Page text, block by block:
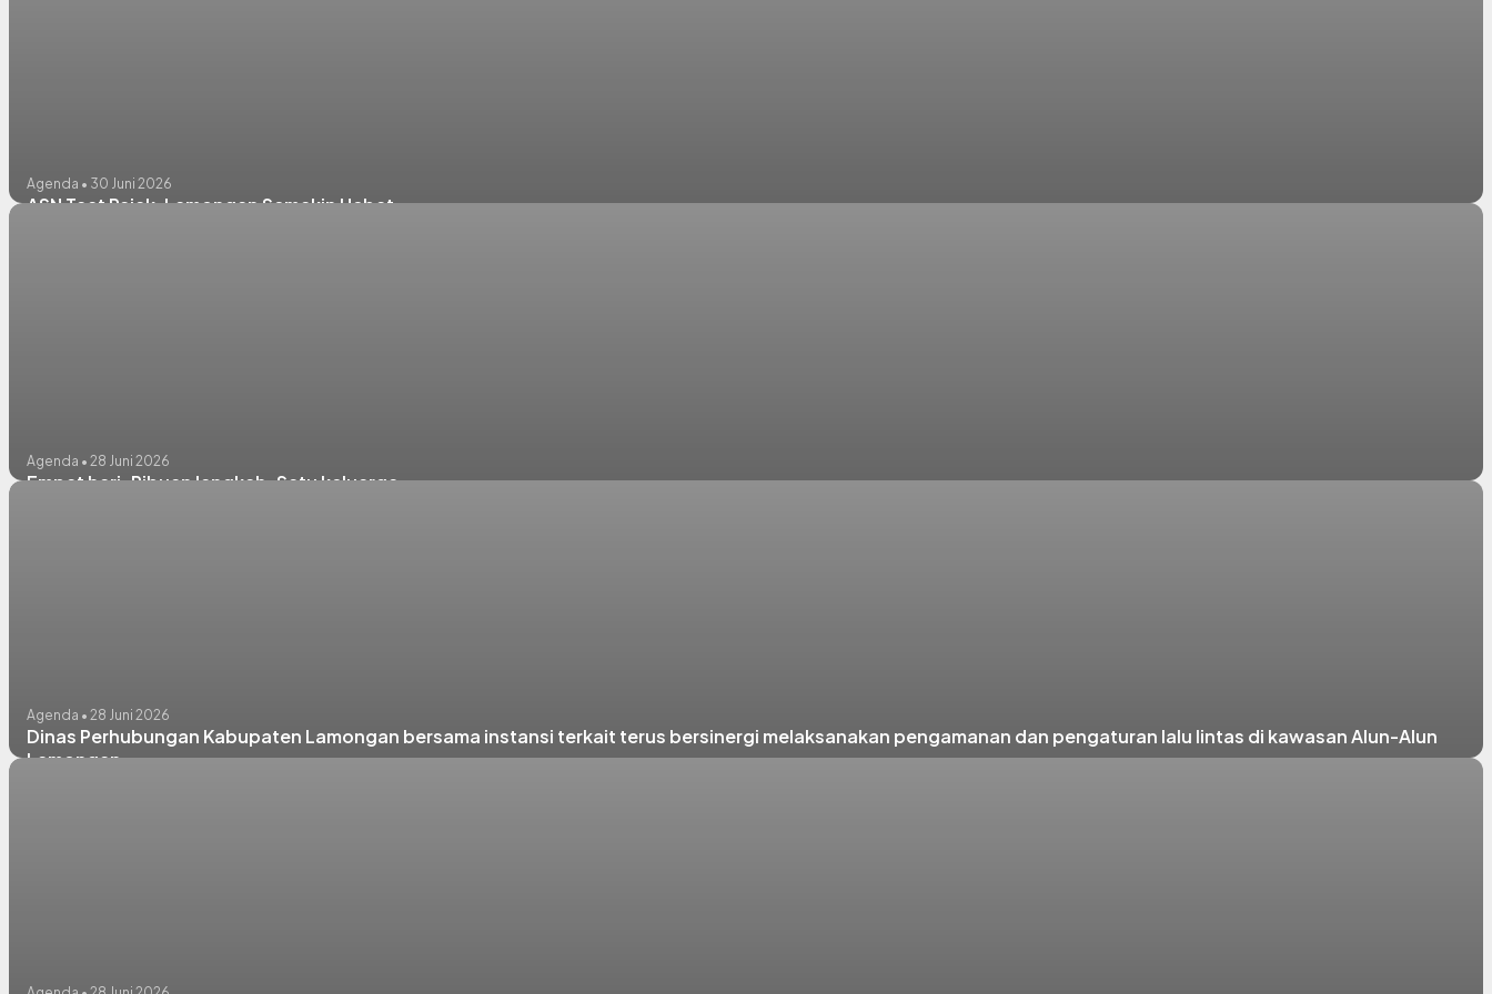
Agenda • 30 Juni 2026
ASN Taat Pajak, Lamongan Semakin Hebat
Agenda • 28 Juni 2026
Empat hari. Ribuan langkah. Satu keluarga.
Agenda • 28 Juni 2026
Dinas Perhubungan Kabupaten Lamongan bersama instansi terkait terus bersinergi melaksanakan pengamanan dan pengaturan lalu lintas di kawasan Alun-Alun
Lamongan.